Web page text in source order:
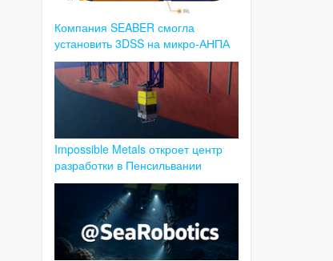
Компания SEABER смогла
установить 3DSS на микро-АНПА
Impossible Metals откроет центр
разработки в Пенсильвании